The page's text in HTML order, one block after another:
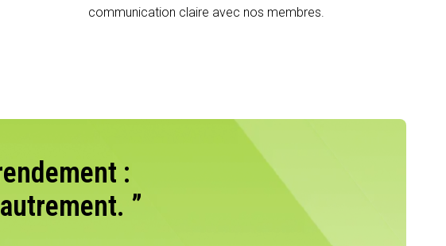
communication claire avec nos membres.
:
”